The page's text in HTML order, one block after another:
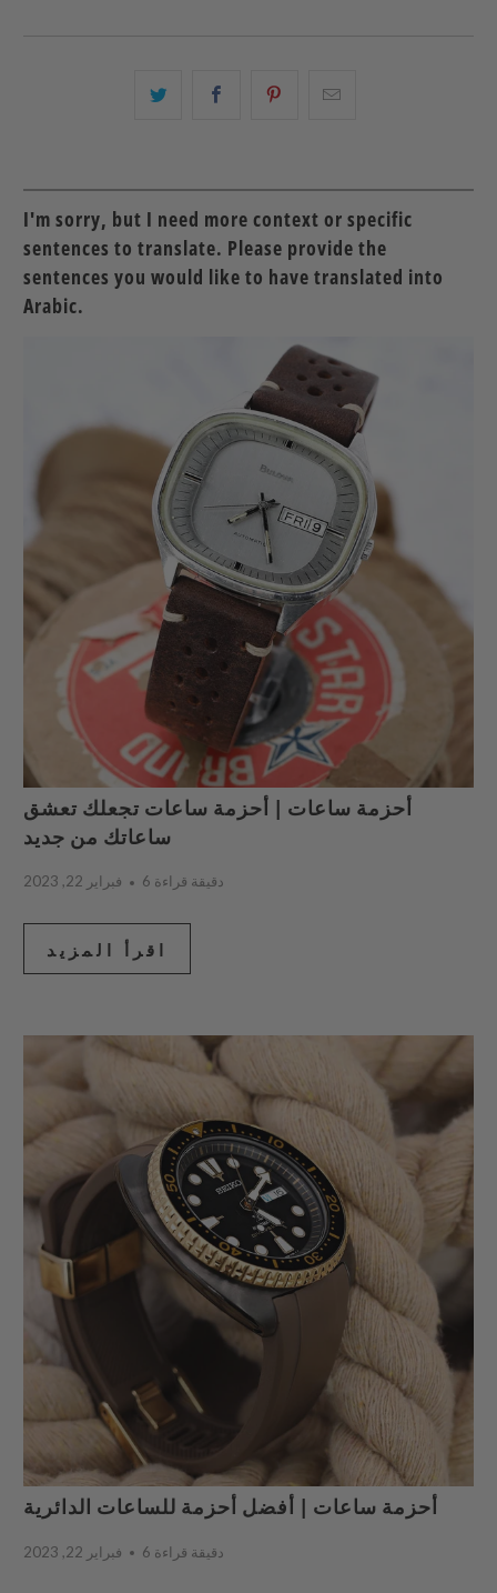
شارك
شارك
شارك
I'm sorry, but I need more context or specific
sentences to translate. Please provide the
sentences you would like to have translated into
Arabic.
أحزمة ساعات | أحزمة ساعات تجعلك تعشق
ساعاتك من جديد
فبراير 22, 2023 6 دقيقة قراءة
اقرأ المزيد
أحزمة ساعات | أفضل أحزمة للساعات الدائرية
فبراير 22, 2023 6 دقيقة قراءة